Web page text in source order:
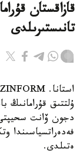
قازاقستان
تانىستىرىلدى
ۇلتتىق قۇرامانىڭ
دجون ۆانت سحيپتى
فەدەراتسياسىندا
ەتىلدى.